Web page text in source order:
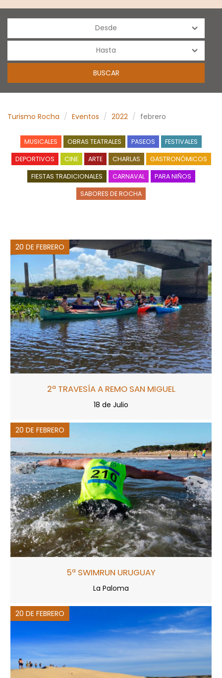
Turismo Rocha Eventos 2022 febrero
MUSICALES OBRAS TEATRALES PASEOS FESTIVALES
DEPORTIVOS CINE ARTE CHARLAS GASTRONÓMICOS
FIESTAS TRADICIONALES CARNAVAL PARA NIÑOS
SABORES DE ROCHA
20 DE FEBRERO
2ª TRAVESÍA A REMO SAN MIGUEL
18 de Julio
20 DE FEBRERO
5ª SWIMRUN URUGUAY
La Paloma
20 DE FEBRERO